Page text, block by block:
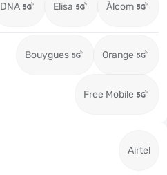
DNA Elisa Ålcom
Bouygues Orange
Free Mobile
Airtel